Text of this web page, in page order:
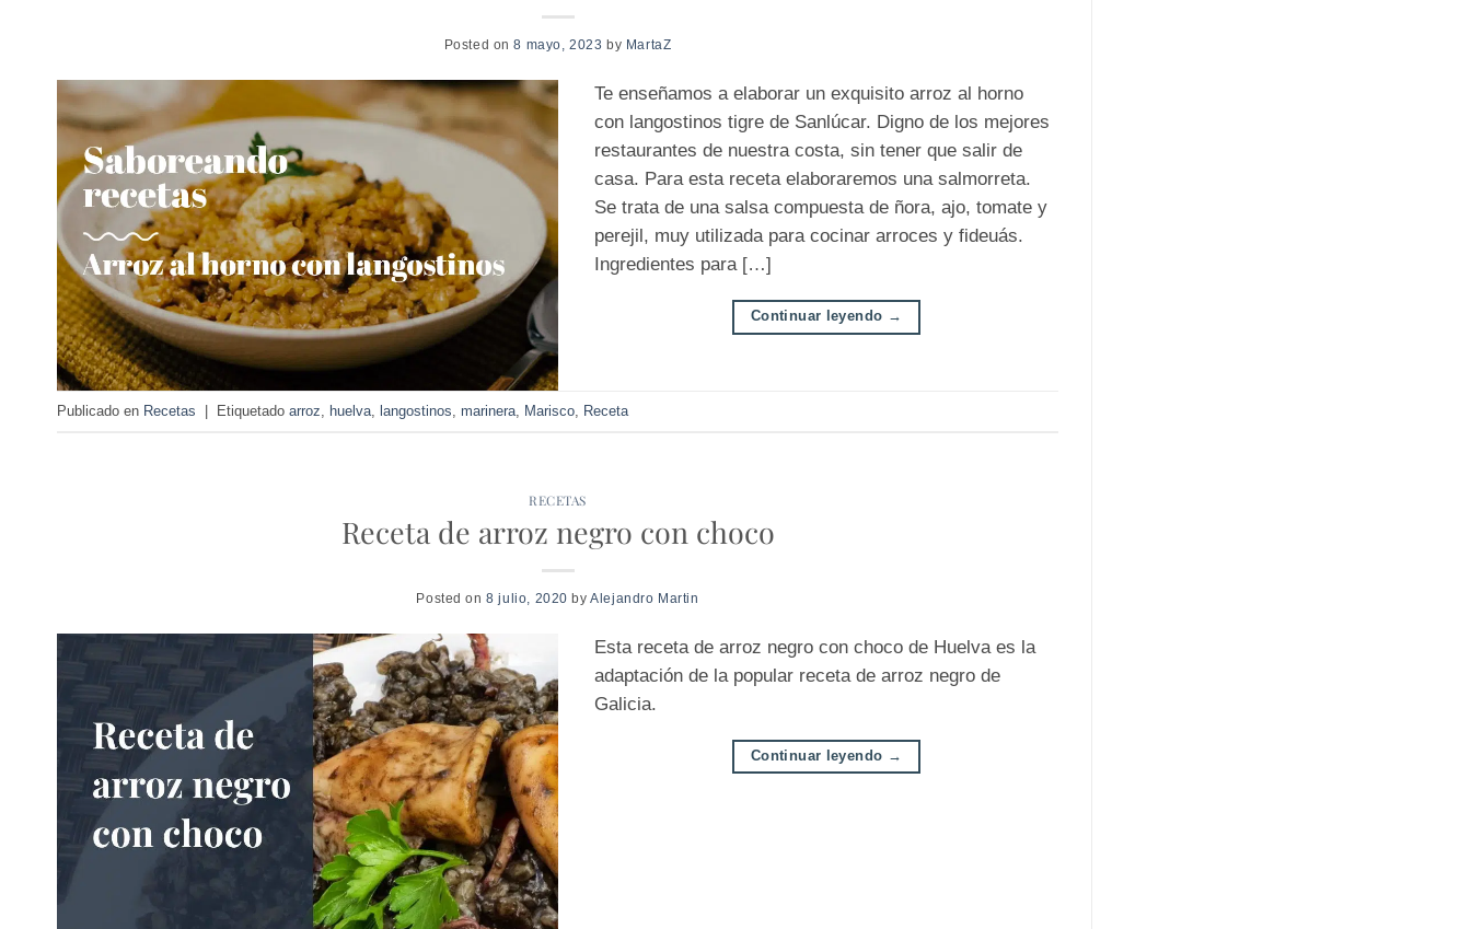
Posted on8 mayo, 2023 by MartaZ
Te enseñamos a elaborar un exquisito arroz al horno
con langostinos tigre de Sanlúcar. Digno de los mejores
restaurantes de nuestra costa, sin tener que salir de
casa. Para esta receta elaboraremos una salmorreta.
Se trata de una salsa compuesta de ñora, ajo, tomate y
perejil, muy utilizada para cocinar arroces y fideuás.
Ingredientes para […]
Continuar leyendo →
Publicado en Recetas Etiquetado arroz, huelva, langostinos, marinera, Marisco, Receta
RECETAS
Receta de arroz negro con choco
Posted on8 julio, 2020 byAlejandro Martin
Esta receta de arroz negro con choco de Huelva es la
adaptación de la popular receta de arroz negro de
Galicia.
Continuar leyendo →